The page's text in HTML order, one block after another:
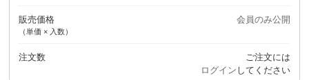
販売価格
（単価 × 入数）
会員のみ公開
注文数
ご注文には
ログイン してください